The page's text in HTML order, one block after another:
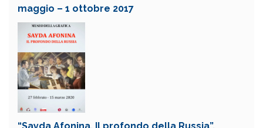
maggio – 1 ottobre 2017
“Sayda Afonina. Il profondo della Russia”,